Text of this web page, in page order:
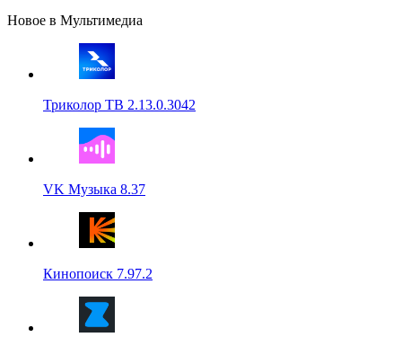
Новое в Мультимедиа
Триколор ТВ 2.13.0.3042
VK Музыка 8.37
Кинопоиск 7.97.2